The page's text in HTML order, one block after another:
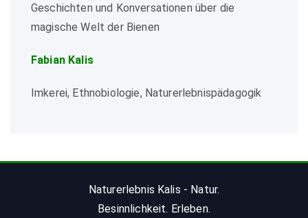
Geschichten und Konversationen über die
magische Welt der Bienen
Fabian Kalis
Imkerei, Ethnobiologie, Naturerlebnispädagogik
Naturerlebnis Kalis - Natur.
Besinnlichkeit. Erleben.